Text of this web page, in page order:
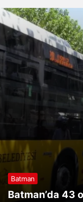
Batman
Batman’da 43